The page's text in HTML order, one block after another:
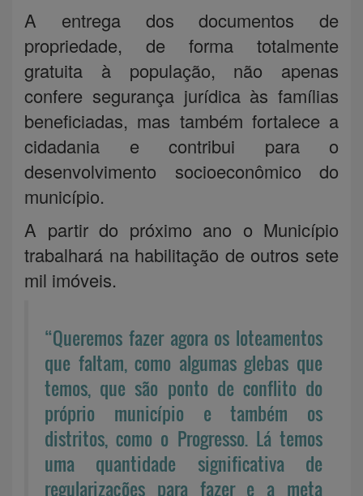
A entrega dos documentos de
propriedade, de forma totalmente
gratuita à população, não apenas
confere segurança jurídica às famílias
beneficiadas, mas também fortalece a
cidadania e contribui para o
desenvolvimento socioeconômico do
município.
A partir do próximo ano o Município
trabalhará na habilitação de outros sete
mil imóveis.
“Queremos fazer agora os loteamentos
que faltam, como algumas glebas que
temos, que são ponto de conflito do
próprio município e também os
distritos, como o Progresso. Lá temos
uma quantidade significativa de
regularizações para fazer e a meta